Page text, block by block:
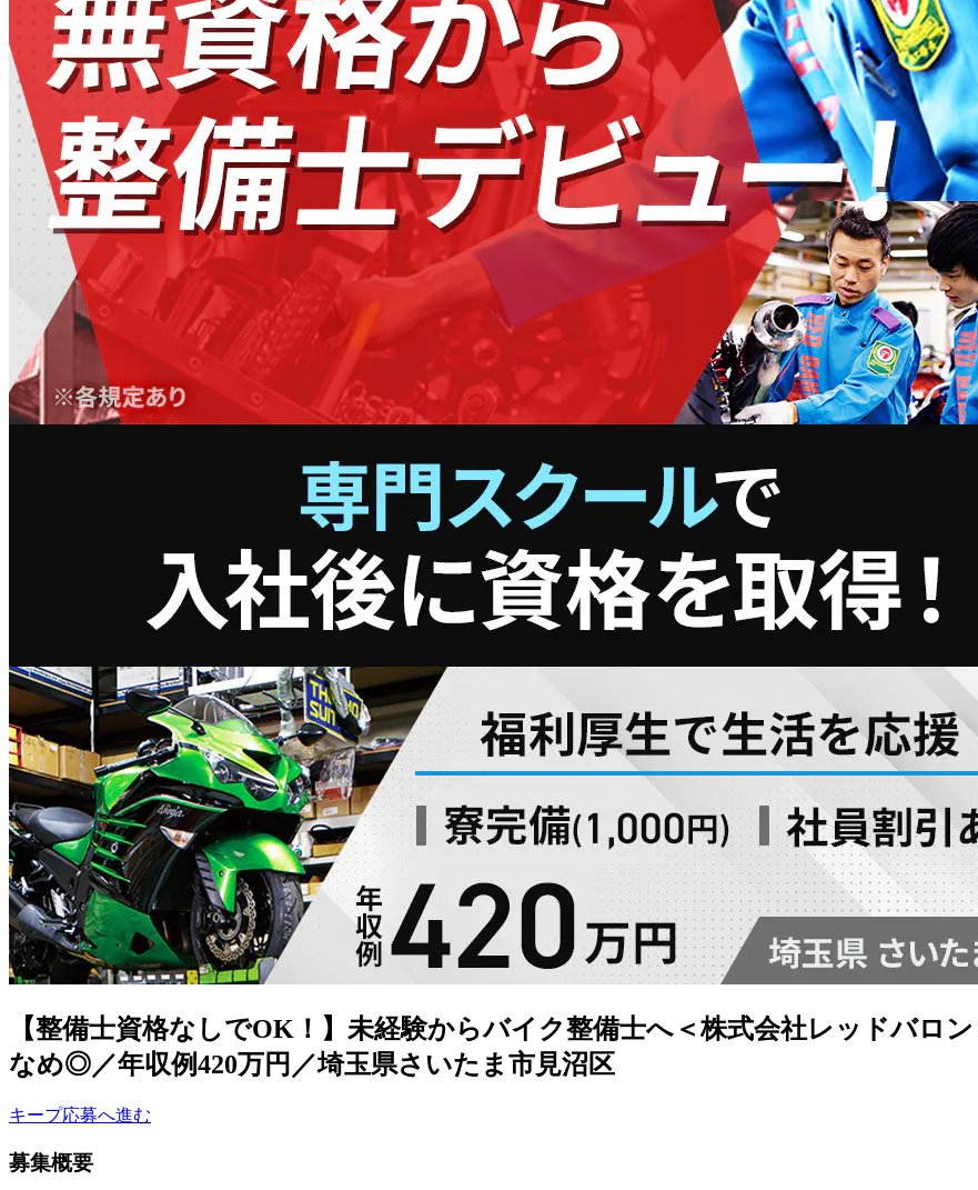
【整備士資格なしでOK！】未経験からバイク整備士へ＜株式会社レッドバロ
なめ◎／年収例420万円／埼玉県さいたま市見沼区
キープ応募へ進む
募集概要